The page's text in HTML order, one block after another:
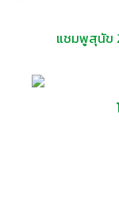
แชมพูสุนัข